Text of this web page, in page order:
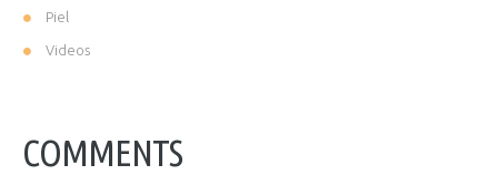
Piel
Videos
COMMENTS